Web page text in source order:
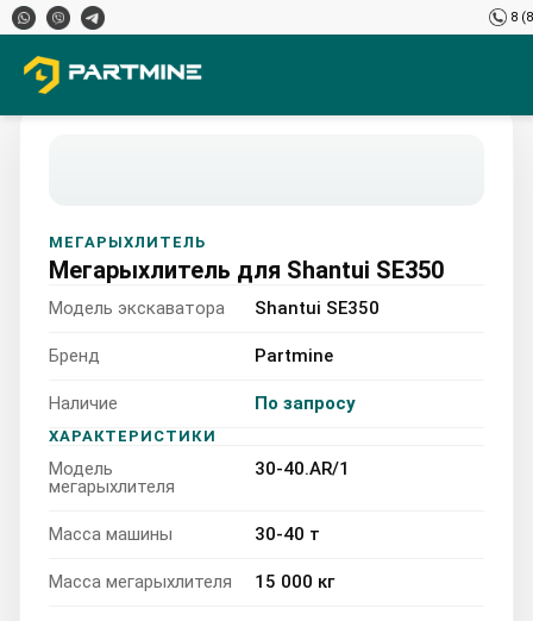
8
Shantui SE350 30-40.AR/1
30-40 т
МЕГАРЫХЛИТЕЛЬ
Мегарыхлитель для Shantui SE350
Модель экскаватора Shantui SE350
Бренд Partmine
Наличие По запросу
ХАРАКТЕРИСТИКИ
Модель
мегарыхлителя
30-40.AR/1
Масса машины 30-40 т
Масса мегарыхлителя 15 000 кг